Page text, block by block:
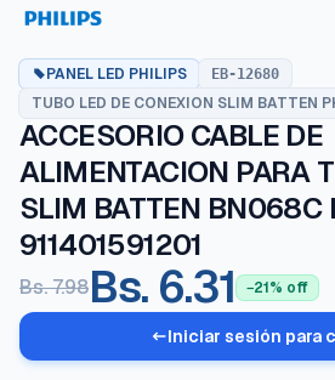
PANEL LED PHILIPS EB-12680
TUBO LED DE CONEXION SLIM BATTEN
ACCESORIO CABLE DE
ALIMENTACION PARA
SLIM BATTEN BN068C
911401591201
Bs. 7.98Bs. 6.31 −21% off
Iniciar sesión para